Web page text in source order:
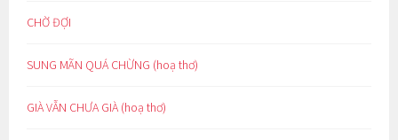
CHỜ ĐỢI
SUNG MÃN QUÁ CHỪNG (hoạ thơ)
GIÀ VẪN CHƯA GIÀ (hoạ thơ)